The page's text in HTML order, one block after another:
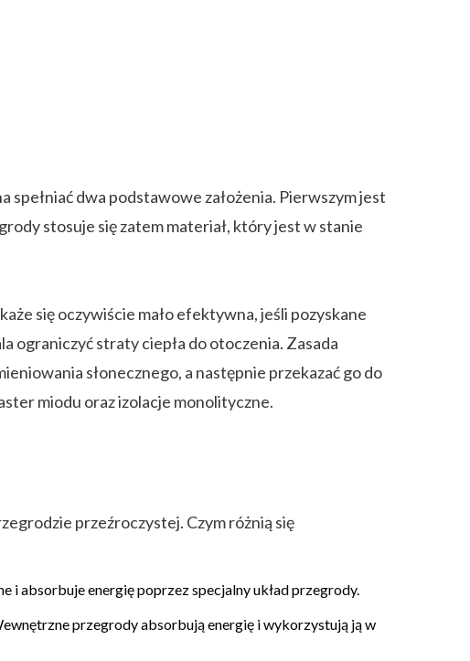
spełniać dwa podstawowe założenia. Pierwszym jest
stosuje się zatem materiał, który jest w stanie
się oczywiście mało efektywna, jeśli pozyskane
ograniczyć straty ciepła do otoczenia. Zasada
słonecznego, a następnie przekazać go do
miodu oraz izolacje monolityczne.
przeźroczystej. Czym różnią się
i absorbuje energię poprzez specjalny układ przegrody.
przegrody absorbują energię i wykorzystują ją w